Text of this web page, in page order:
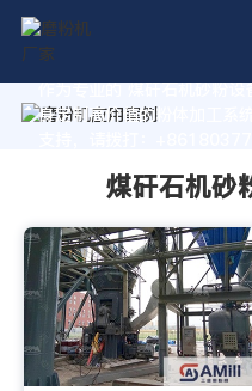
作为专业的 煤矸石机砂粉
身定制高价值的粉体加工系
煤矸石机砂